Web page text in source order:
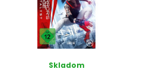
Skladom